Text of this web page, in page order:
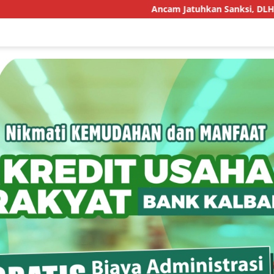
Ancam Jatuhkan Sanksi, DLH Kota Makassar: